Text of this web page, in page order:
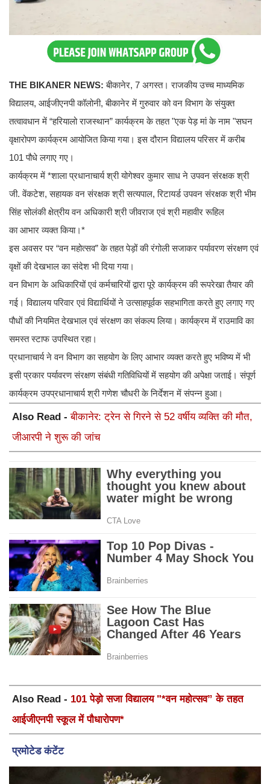
THE BIKANER NEWS:बीकानेर, 7 अगस्त। राजकीय उच्च माध्यमिक
विद्यालय, आईजीएनपी कॉलोनी, बीकानेर में गुरुवार को वन विभाग के संयुक्त
तत्वावधान में “हरियालो राजस्थान” कार्यक्रम के तहत "एक पेड़ मां के नाम "सघन
वृक्षारोपण कार्यक्रम आयोजित किया गया। इस दौरान विद्यालय परिसर में करीब
101 पौधे लगाए गए।
कार्यक्रम में *शाला प्रधानाचार्य श्री योगेश्वर कुमार साध ने उपवन संरक्षक श्री
जी. वेंकटेश, सहायक वन संरक्षक श्री सत्यपाल, रिटायर्ड उपवन संरक्षक श्री भीम
सिंह सोलंकी क्षेत्रीय वन अधिकारी श्री जीवराज एवं श्री महावीर रूहिल
का आभार व्यक्त किया।*
इस अवसर पर “वन महोत्सव” के तहत पेड़ों की रंगोली सजाकर पर्यावरण संरक्षण एवं
वृक्षों की देखभाल का संदेश भी दिया गया।
वन विभाग के अधिकारियों एवं कर्मचारियों द्वारा पूरे कार्यक्रम की रूपरेखा तैयार की
गई। विद्यालय परिवार एवं विद्यार्थियों ने उत्साहपूर्वक सहभागिता करते हुए लगाए गए
पौधों की नियमित देखभाल एवं संरक्षण का संकल्प लिया। कार्यक्रम में राउमावि का
समस्त स्टाफ उपस्थित रहा।
प्रधानाचार्य ने वन विभाग का सहयोग के लिए आभार व्यक्त करते हुए भविष्य में भी
इसी प्रकार पर्यावरण संरक्षण संबंधी गतिविधियों में सहयोग की अपेक्षा जताई। संपूर्ण
कार्यक्रम उपप्रधानाचार्य श्री गणेश चौधरी के निर्देशन में संपन्न हुआ।
Also Read -बीकानेर: ट्रेन से गिरने से 52 वर्षीय व्यक्ति की मौत,
जीआरपी ने शुरू की जांच
Also Read - 101 पेड़ो सजा विद्यालय "*वन महोत्सव” के तहत
आईजीएनपी स्कूल में पौधारोपण*